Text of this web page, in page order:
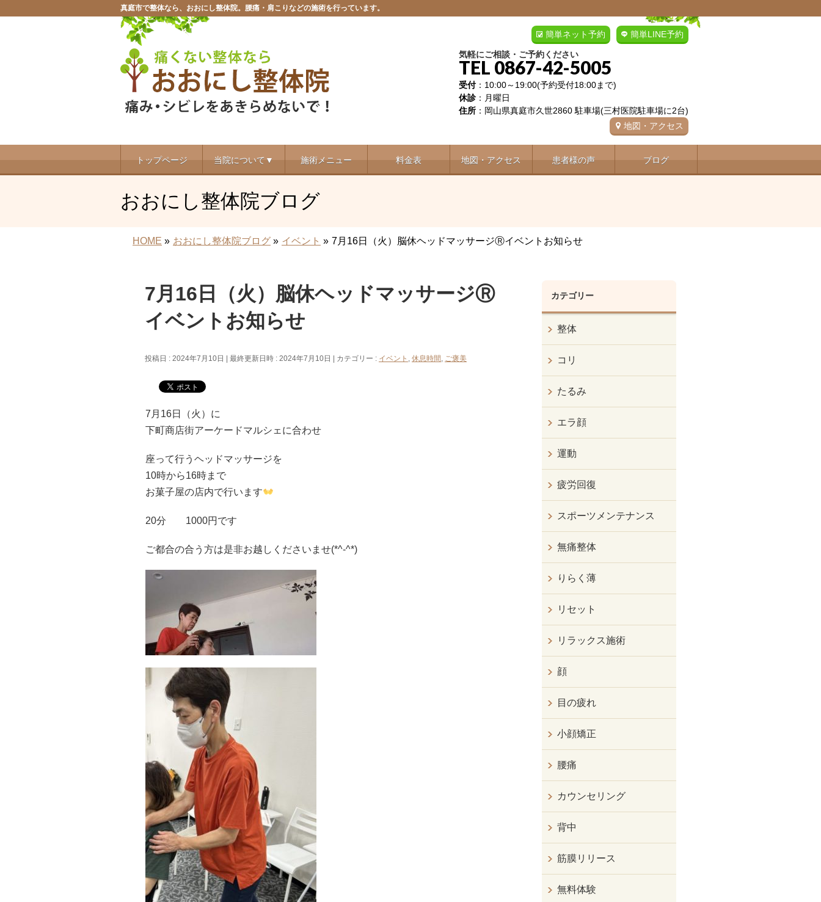
真庭市で整体なら、おおにし整体院。腰痛・肩こりなどの施術を行っています。
簡単LINE予約
簡単ネット予約
気軽にご相談・ご予約ください
TEL 0867-42-5005
受付：10:00～19:00(予約受付18:00まで)
休診：月曜日
住所 ：岡山県真庭市久世2860 駐車場(三村医院駐車場に2台)
地図・アクセス
トップページ 当院について▼ 施術メニュー 料金表 地図・アクセス 患者様の声 ブログ
おおにし整体院ブログ
HOME » おおにし整体院ブログ » イベント » 7月16日（火）脳休ヘッドマッサージⓇイベントお知らせ
7月16日（火）脳休ヘッドマッサージⓇ
イベントお知らせ
投稿日 : 2024年7月10日 最終更新日時 : 2024年7月10日 カテゴリー : イベント , 休息時間 , ご褒美
7月16日（火）に
下町商店街アーケードマルシェに合わせ
座って行うヘッドマッサージを
10時から16時まで
お菓子屋の店内で行います
20分 1000円です
ご都合の合う方は是非お越しくださいませ(*^-^*)
カテゴリー
整体
コリ
たるみ
エラ顔
運動
疲労回復
スポーツメンテナンス
無痛整体
りらく薄
リセット
リラックス施術
顔
目の疲れ
小顔矯正
腰痛
カウンセリング
背中
筋膜リリース
無料体験